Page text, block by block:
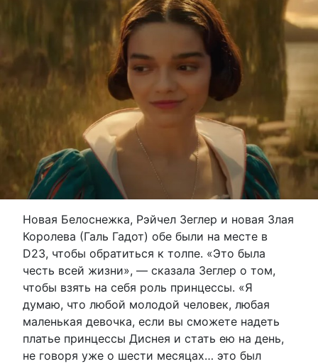
Новая Белоснежка, Рэйчел Зеглер и новая Злая
Королева (Галь Гадот) обе были на месте в
D23, чтобы обратиться к толпе. «Это была
честь всей жизни», — сказала Зеглер о том,
чтобы взять на себя роль принцессы. «Я
думаю, что любой молодой человек, любая
маленькая девочка, если вы сможете надеть
платье принцессы Диснея и стать ею на день,
не говоря уже о шести месяцах… это был